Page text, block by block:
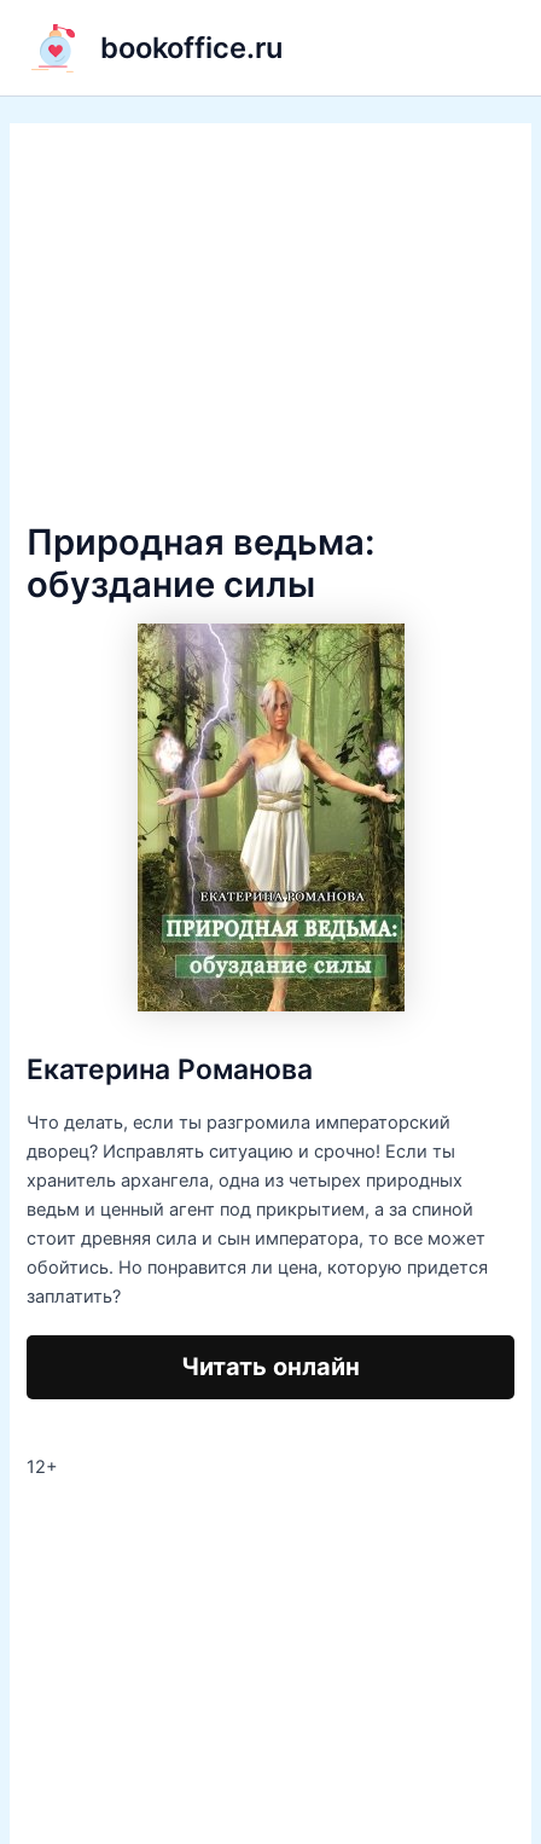
содержимому
bookoffice.ru
Природная ведьма:
обуздание силы
Екатерина Романова
Что делать, если ты разгромила императорский
дворец? Исправлять ситуацию и срочно! Если ты
хранитель архангела, одна из четырех природных
ведьм и ценный агент под прикрытием, а за спиной
стоит древняя сила и сын императора, то все может
обойтись. Но понравится ли цена, которую придется
заплатить?
Читать онлайн
12+